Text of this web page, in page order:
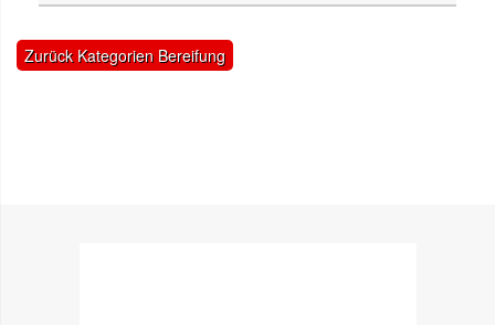
Zurück Kategorien Bereifung